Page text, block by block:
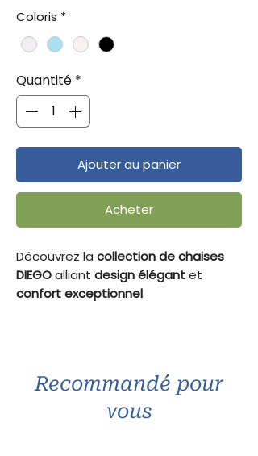
Coloris *
Quantité *
Ajouter au panier
Acheter
Découvrez la collection de chaises
DIEGOalliant design élégantet
confort exceptionnel.
Coloris disponibles :Bleu, rose,
Recommandé pour
vous